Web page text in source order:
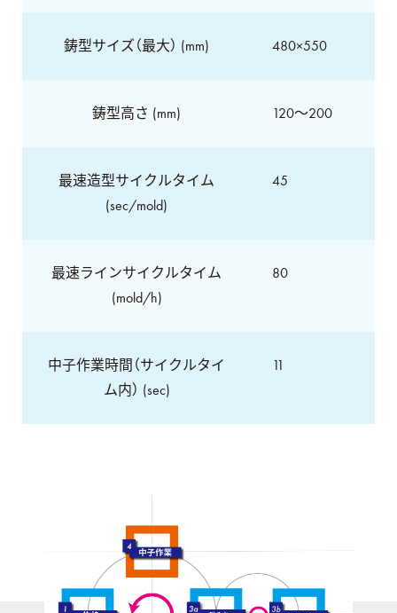
鋳型サイズ（最大） (mm) 480×550
鋳型高さ (mm) 120～200
最速造型サイクルタイム
(sec/mold)
45
最速ラインサイクルタイム
(mold/h)
80
中子作業時間（サイクルタイ
ム内） (sec)
11